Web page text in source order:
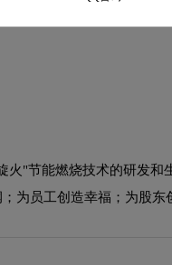
"节能燃烧技术的研发
为员工创造幸福；为股东